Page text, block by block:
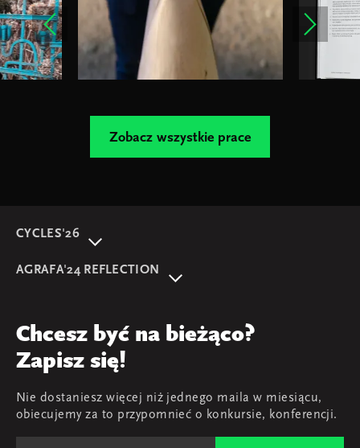
Zobacz wszystkie prace
CYCLES'26
Przegląd
Young AGRAFA
Mapa i kontakt
AGRAFA'24 REFLECTION
AGRAFA'19. Opportunities
Chcesz być na bieżąco?
Zapisz się!
Nie dostaniesz więcej niż jednego maila w miesiącu,
obiecujemy za to przypomnieć o konkursie, konferencji.